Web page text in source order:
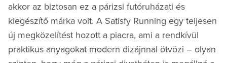
akkor az biztosan ez a párizsi futóruházati és
kiegészítő márka volt. A Satisfy Running egy teljesen
új megközelítést hozott a piacra, ami a rendkívül
praktikus anyagokat modern dizájnnal ötvözi – olyan